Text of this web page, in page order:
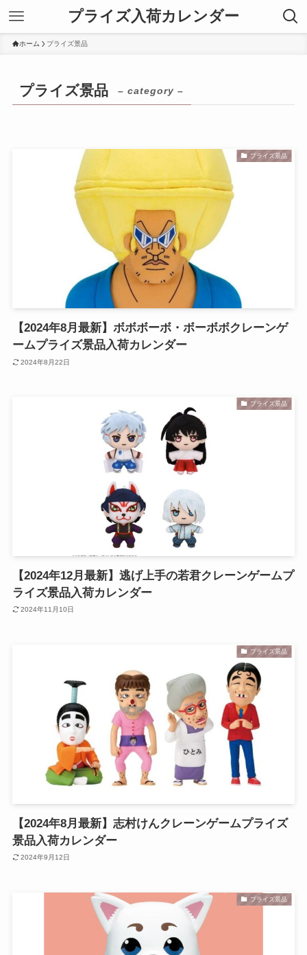
プライズ入荷カレンダー
ホーム プライズ景品
プライズ景品 – category –
プライズ景品
【2024年8月最新】ボボボーボ・ボーボボクレーンゲ
ームプライズ景品入荷カレンダー
2024年8月22日
プライズ景品
【2024年12月最新】逃げ上手の若君クレーンゲームプ
ライズ景品入荷カレンダー
2024年11月10日
プライズ景品
【2024年8月最新】志村けんクレーンゲームプライズ
景品入荷カレンダー
2024年9月12日
プライズ景品